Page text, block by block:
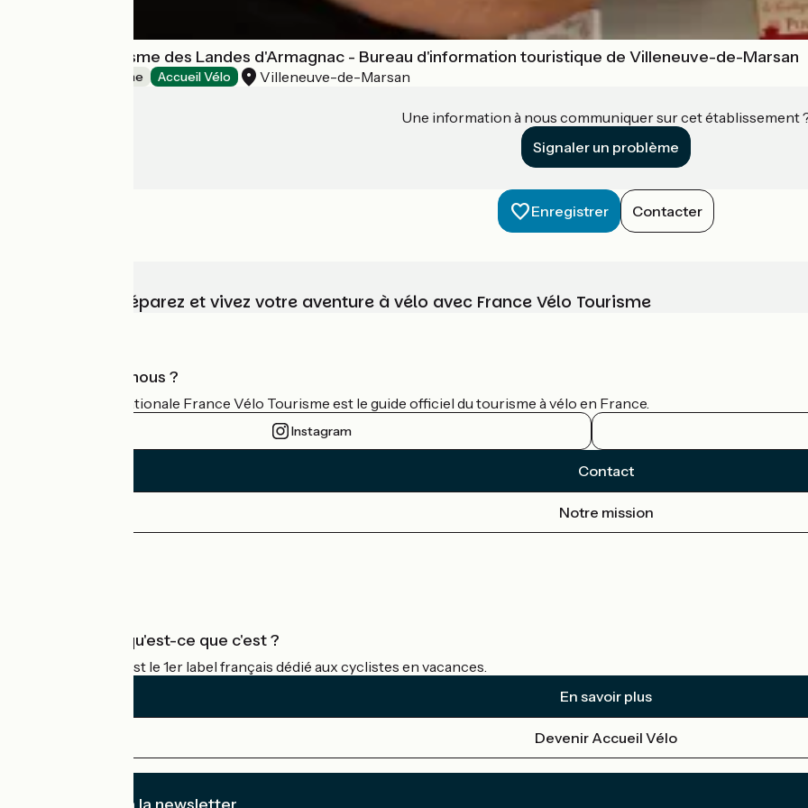
Office de Tourisme des Landes d'Armagnac - Bureau d'information touristique de Villeneuve-de-Marsan
Offices de Tourisme Accueil Vélo Villeneuve-de-Marsan
Une information à nous communiquer sur cet établissement
Signaler un problème
Enregistrer Contacter
Choisissez, préparez et vivez votre aventure à vélo avec France Vélo Tourisme
Qui sommes-nous ?
L'association nationale France Vélo Tourisme est le guide officiel du tourisme à vélo en France.
Instagram
Contact
Notre mission
Accueil Vélo qu'est-ce que c'est ?
Accueil Vélo c'est le 1er label français dédié aux cyclistes en vacances.
En savoir plus
Devenir Accueil Vélo